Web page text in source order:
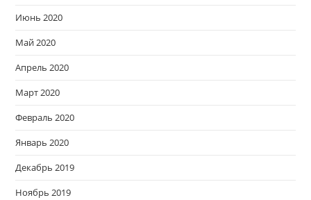
Июнь 2020
Май 2020
Апрель 2020
Март 2020
Февраль 2020
Январь 2020
Декабрь 2019
Ноябрь 2019